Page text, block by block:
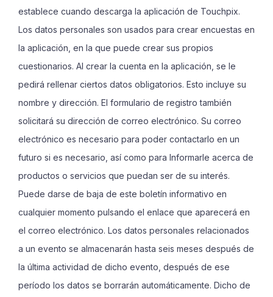
establece cuando descarga la aplicación de Touchpix.
Los datos personales son usados para crear encuestas en
la aplicación, en la que puede crear sus propios
cuestionarios. Al crear la cuenta en la aplicación, se le
pedirá rellenar ciertos datos obligatorios. Esto incluye su
nombre y dirección. El formulario de registro también
solicitará su dirección de correo electrónico. Su correo
electrónico es necesario para poder contactarlo en un
futuro si es necesario, así como para Informarle acerca de
productos o servicios que puedan ser de su interés.
Puede darse de baja de este boletín informativo en
cualquier momento pulsando el enlace que aparecerá en
el correo electrónico. Los datos personales relacionados
a un evento se almacenarán hasta seis meses después de
la última actividad de dicho evento, después de ese
período los datos se borrarán automáticamente. Dicho de